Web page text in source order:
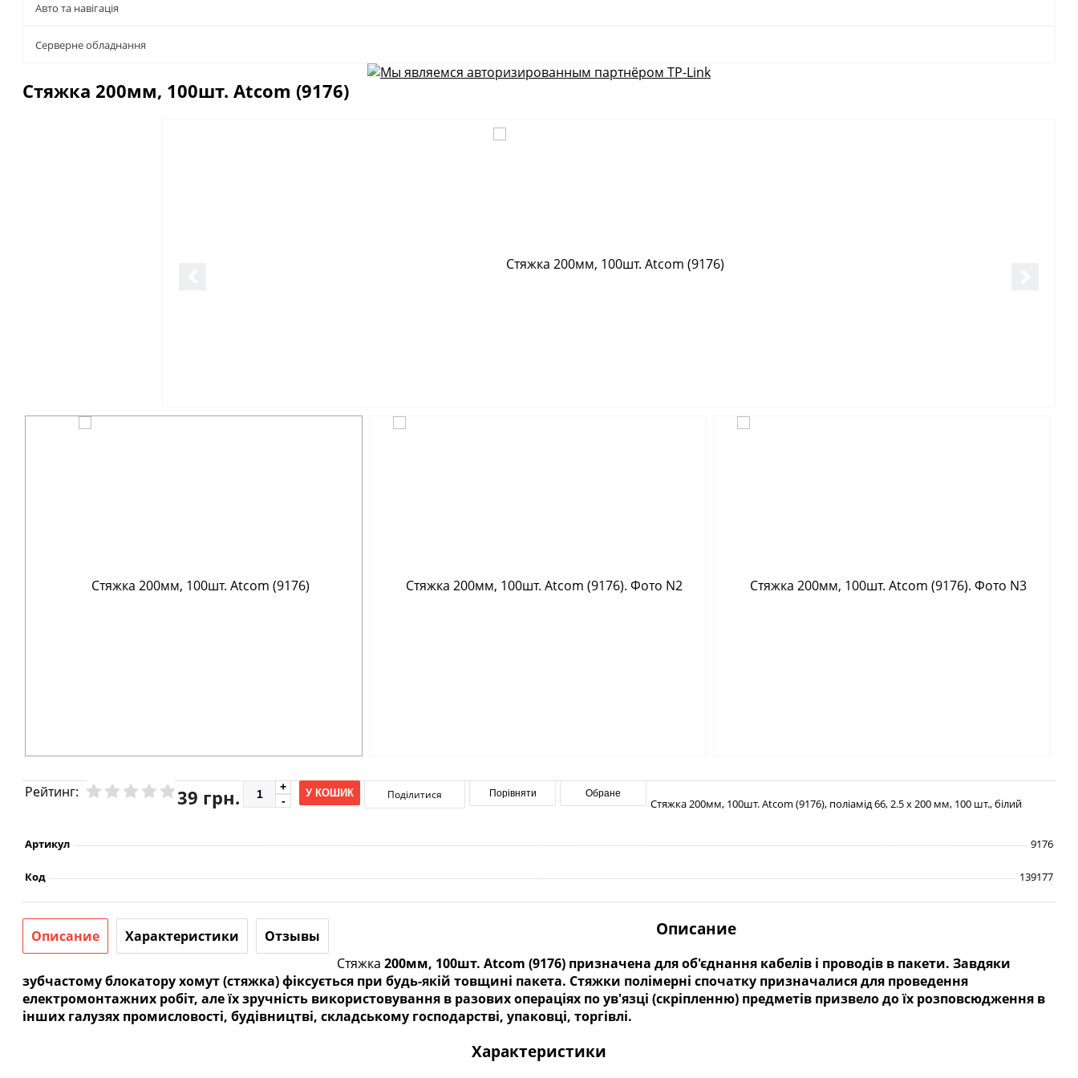
Авто та навігація
Серверне обладнання
Стяжка 200мм, 100шт. Atcom (9176)
Рейтинг: 39 грн. У КОШИК Поділитися Порівняти Обране
Стяжка 200мм, 100шт. Atcom (9176), поліамід 66, 2.5 х 200 мм, 100 шт., білий
Артикул 9176
Код 139177
Описание Характеристики Отзывы Описание
Стяжка 200мм, 100шт. Atcom (9176) призначена для об'єднання кабелів і проводів в пакети. Завдяки
зубчастому блокатору хомут (стяжка) фіксується при будь-якій товщині пакета. Стяжки полімерні спочатку призначалися для проведення
електромонтажних робіт, але їх зручність використовування в разових операціях по ув'язці (скріпленню) предметів призвело до їх розповсюдження в
інших галузях промисловості, будівництві, складському господарстві, упаковці, торгівлі.
Характеристики